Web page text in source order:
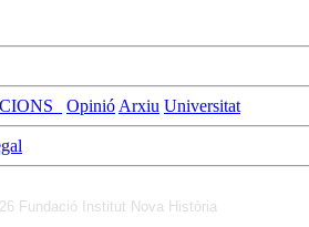
Opinió Arxiu Universitat
Fundació Institut Nova Història